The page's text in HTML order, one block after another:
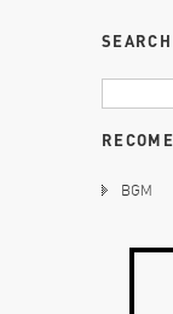
SEARCH
BGM